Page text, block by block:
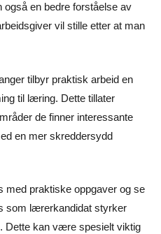
en bedre forståelse av
vil stille etter at man
tilbyr praktisk arbeid en
til læring. Dette tillater
de finner interessante
en mer skreddersydd
med praktiske oppgaver og se
som lærerkandidat styrker
Dette kan være spesielt viktig